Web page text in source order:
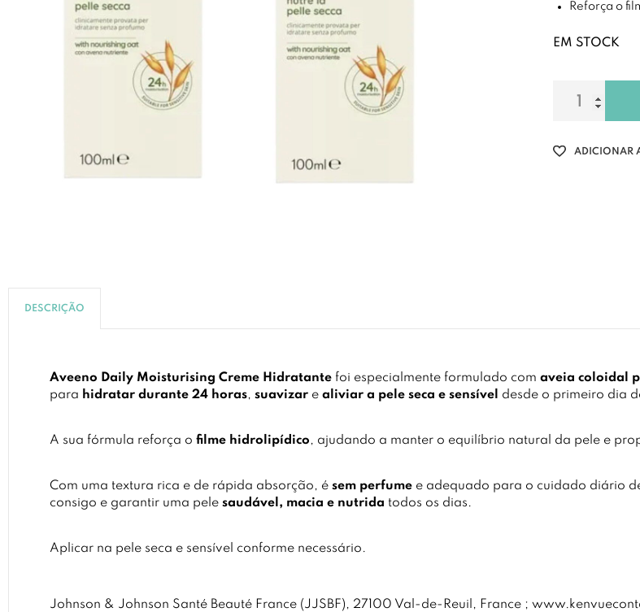
Reforça o
EM STOCK
ADICIONAR
DESCRIÇÃO
Aveeno Daily Moisturising Creme Hidratante foi especialmente formulado com aveia coloidal
para hidratar durante 24 horas, suavizar e aliviar a pele seca e sensível desde o primeiro dia
A sua fórmula reforça o filme hidrolipídico, ajudando a manter o equilíbrio natural da pele e
Com uma textura rica e de rápida absorção, é sem perfume e adequado para o cuidado diário
consigo e garantir uma pele saudável, macia e nutrida todos os dias.
Aplicar na pele seca e sensível conforme necessário.
Johnson & Johnson Santé Beauté France (JJSBF), 27100 Val-de-Reuil, France ;